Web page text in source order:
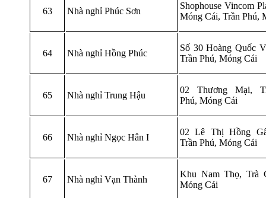
63 Nhà nghỉ Phúc Sơn
Shophouse Vincom
Móng Cái, Trần Phú,
64 Nhà nghỉ Hồng Phúc
Số 30 Hoàng Quốc
Trần Phú, Móng Cái
65 Nhà nghỉ Trung Hậu
02 Thương Mại,
Phú, Móng Cái
66 Nhà nghỉ Ngọc Hân I
02 Lê Thị Hồng
Trần Phú, Móng Cái
67 Nhà nghỉ Vạn Thành
Khu Nam Thọ, Trà
Móng Cái